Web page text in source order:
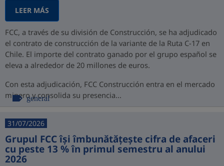
LEER MÁS
FCC, a través de su división de Construcción, se ha adjudicado
el contrato de construcción de la variante de la Ruta C-17 en
Chile. El importe del contrato ganado por el grupo español se
eleva a alrededor de 20 millones de euros.
Con esta adjudicación, FCC Construcción entra en el mercado
minero y consolida su presencia...
general
31/07/2026
Grupul FCC își îmbunătățește cifra de afaceri
cu peste 13 % în primul semestru al anului
2026